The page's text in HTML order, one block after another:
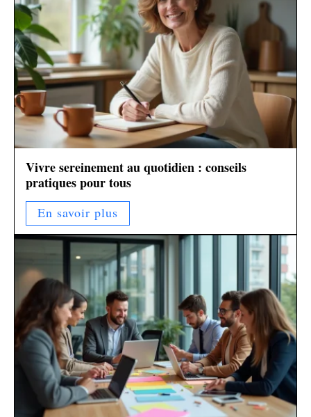
Vivre sereinement au quotidien : conseils
pratiques pour tous
En savoir plus